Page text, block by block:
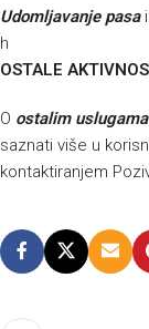
Udomljavanje pasa
h
OSTALE
O ostalim uslugama
saznati više u
kontaktiranjem